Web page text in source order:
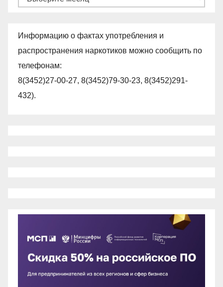
Информацию о фактах употребления и
распространения наркотиков можно сообщить по
телефонам:
8(3452)27-00-27, 8(3452)79-30-23, 8(3452)291-
432).